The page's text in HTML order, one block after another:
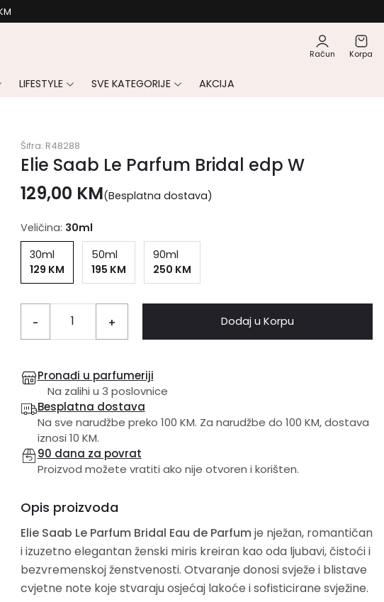
Račun Korpa
LIFESTYLE SVE KATEGORIJE AKCIJA
Šifra: R48288
Elie Saab Le Parfum Bridal edp W
129,00 KM(Besplatna dostava)
Veličina: 30ml
30ml
129 KM
50ml
195 KM
90ml
250 KM
- + Dodaj u Korpu
Pronađi u parfumeriji
Na zalihi u 3 poslovnice
Besplatna dostava
Na sve narudžbe preko 100 KM. Za narudžbe do 100 KM, dostava
iznosi 10 KM.
90 dana za povrat
Proizvod možete vratiti ako nije otvoren i korišten.
Opis proizvoda
Elie Saab Le Parfum Bridal Eau de Parfumje nježan, romantičan
i izuzetno elegantan ženski miris kreiran kao oda ljubavi, čistoći i
bezvremenskoj ženstvenosti. Otvaranje donosi svježe i blistave
cvjetne note koje stvaraju osjećaj lakoće i sofisticirane svježine.